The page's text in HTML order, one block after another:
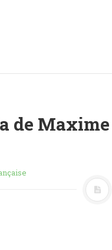
de Maxime